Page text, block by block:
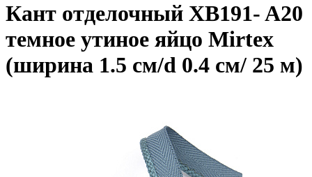
Кант отделочный XB191- A20
темное утиное яйцо Mirtex
(ширина 1.5 см/d 0.4 см/ 25 м)